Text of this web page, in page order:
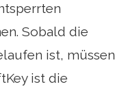
Sobald die
ist, müssen
ist die